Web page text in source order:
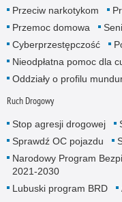
Przeciw narkotykom
Przemoc domowa
Cyberprzestępczość
Nieodpłatna pomoc dla
Oddziały o profilu
Ruch Drogowy
Stop agresji drogowej
Sprawdź OC pojazdu
Narodowy Program
2021-2030
Lubuski program BRD